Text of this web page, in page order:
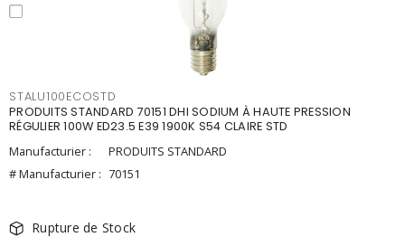
STALU100ECOSTD
PRODUITS STANDARD 70151 DHI SODIUM À HAUTE PRESSION
RÉGULIER 100W ED23.5 E39 1900K S54 CLAIRE STD
Manufacturier :
PRODUITS STANDARD
# Manufacturier : 70151
Rupture de Stock